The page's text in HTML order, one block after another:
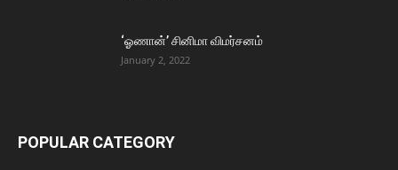
‘ஓணான்’ சினிமா விமர்சனம்
January 2, 2022
POPULAR CATEGORY